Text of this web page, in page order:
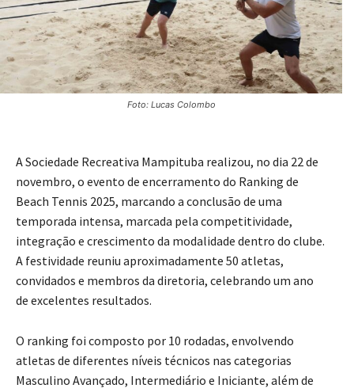
Foto: Lucas Colombo
A Sociedade Recreativa Mampituba realizou, no dia 22 de
novembro, o evento de encerramento do Ranking de
Beach Tennis 2025, marcando a conclusão de uma
temporada intensa, marcada pela competitividade,
integração e crescimento da modalidade dentro do clube.
A festividade reuniu aproximadamente 50 atletas,
convidados e membros da diretoria, celebrando um ano
de excelentes resultados.
O ranking foi composto por 10 rodadas, envolvendo
atletas de diferentes níveis técnicos nas categorias
Masculino Avançado, Intermediário e Iniciante, além de